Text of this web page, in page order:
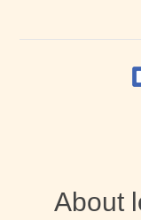
About